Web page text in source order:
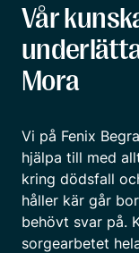
Vår
Mora
Vi på Fenix
hjälpa till med
kring dödsfall
håller kär går
behövt svar på.
sorgearbetet